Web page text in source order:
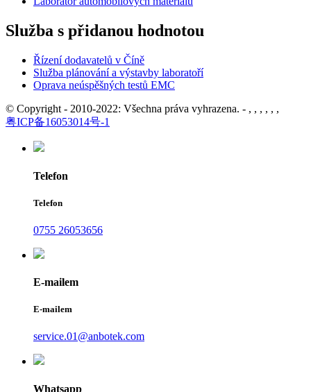
Služba s přidanou hodnotou
Řízení dodavatelů v Číně
Služba plánování a výstavby laboratoří
Oprava neúspěšných testů EMC
© Copyright - 2010-2022: Všechna práva vyhrazena. - , , , , , ,
粤ICP备16053014号-1
Telefon
Telefon
0755 26053656
E-mailem
E-mailem
service.01@anbotek.com
Whatsapp